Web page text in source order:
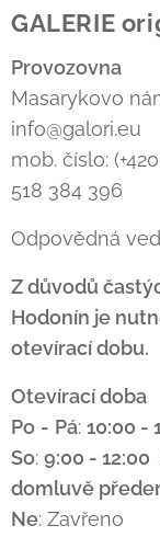
GALERIE
Provozovna
Masarykovo
info@galori.eu
mob. číslo:
518 384 396
Odpovědná
Z důvodů
Hodonín je
otevírací dobu.
Otevírací doba
Po - Pá: 10:00 -
So: 9:00 -
domluvě
Ne: Zavřeno